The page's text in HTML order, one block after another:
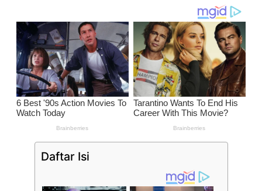
Daftar Isi